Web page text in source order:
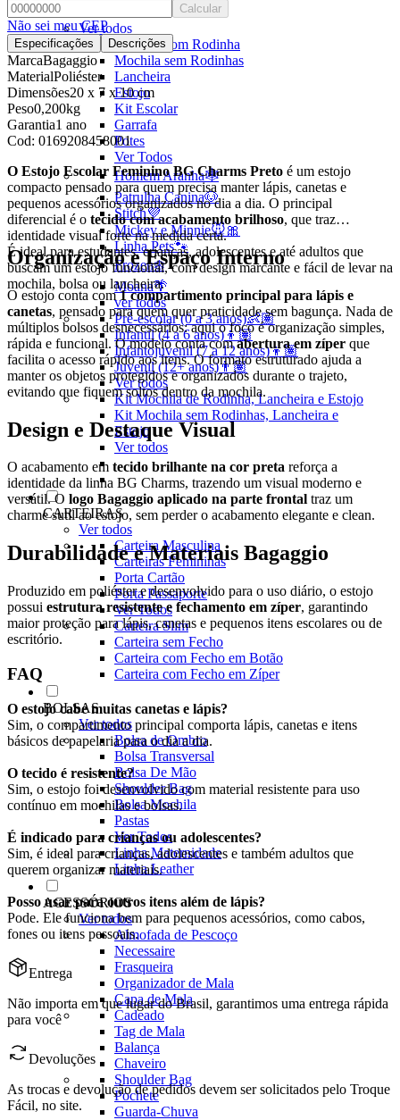
Escolar
Ver todos
Mochila com Rodinha
Mochila sem Rodinhas
Lancheira
Estojo
Kit Escolar
Garrafa
Potes
Ver Todos
Homem Aranha🕸️
Patrulha Canina🐶
Stitch💜
Mickey e Minnie🐭🎀
Linha Pets🐾
Frozen❄️
Moana🌴
ver todos
Pré-escolar (0 a 3 anos)👶🏽
Infantil (4 a 6 anos)👦🏽
Infantojuvenil (7 a 12 anos)👦🏽
Juvenil (12+ anos)👨🏽
Ver todos
Kit Mochila de Rodinha, Lancheira e Estojo
Kit Mochila sem Rodinhas, Lancheira e
Estojo
Ver todos
CARTEIRAS
Ver todos
Carteira Masculina
Carteiras Femininas
Porta Cartão
Porta Passaporte
Ver Todos
Carteira Slim
Carteira sem Fecho
Carteira com Fecho em Botão
Carteira com Fecho em Zíper
BOLSAS
Ver todos
Bolsa de Ombro
Bolsa Transversal
Bolsa De Mão
Shoulder Bag
Bolsa Mochila
Pastas
Ver Todos
Linha Maternidade
Linha Leather
ACESSÓRIOS
Ver todos
Almofada de Pescoço
Necessaire
Frasqueira
Organizador de Mala
Capa de Mala
Cadeado
Tag de Mala
Balança
Chaveiro
Shoulder Bag
Pochete
Guarda-Chuva
Calcular
Não sei meu CEP
Especificações Descrições
MarcaBagaggio
MaterialPoliéster
Dimensões20 x 7 x 10 cm
Peso0,200kg
Garantia1 ano
Cod: 0169208458001
O Estojo Escolar Feminino BG Charms Preto é um estojo
compacto pensado para quem precisa manter lápis, canetas e
pequenos acessórios organizados no dia a dia. O principal
diferencial é o tecido com acabamento brilhoso, que traz
identidade visual forte na medida certa.
É ideal para estudantes, crianças, adolescentes e até adultos que
buscam um estojo funcional, com design marcante e fácil de levar na
mochila, bolsa ou lancheira.
Organização e Espaço Interno
O estojo conta com1 compartimento principal para lápis e
canetas, pensado para quem quer praticidade sem bagunça. Nada de
múltiplos bolsos desnecessários: aqui o foco é organização simples,
rápida e funcional. O modelo conta comabertura em zíper que
facilita o acesso rápido aos itens. O formato estruturado ajuda a
manter os objetos protegidos e organizados durante o trajeto,
evitando que fiquem soltos dentro da mochila.
Design e Destaque Visual
O acabamento em tecido brilhante na cor preta reforça a
identidade da linha BG Charms, trazendo um visual moderno e
versátil. O logo Bagaggio aplicado na parte frontal traz um
charme sutil ao estojo, sem perder o acabamento elegante e clean.
Durabilidade e Materiais Bagaggio
Produzido em poliéster e desenvolvido para o uso diário, o estojo
possui estrutura resistente e fechamento em zíper, garantindo
maior proteção para lápis, canetas e pequenos itens escolares ou de
escritório.
FAQ
O estojo cabe muitas canetas e lápis?
Sim, o compartimento principal comporta lápis, canetas e itens
básicos de papelaria para o dia a dia.
O tecido é resistente?
Sim, o estojo foi desenvolvido com material resistente para uso
contínuo em mochilas e bolsas.
É indicado para crianças ou adolescentes?
Sim, é ideal para crianças, adolescentes e também adultos que
querem organizar materiais.
Posso usar para outros itens além de lápis?
Pode. Ele funciona bem para pequenos acessórios, como cabos,
fones ou itens pessoais.
Entrega
Não importa em que lugar do Brasil, garantimos uma entrega rápida
para você
Devoluções
As trocas e devolução de pedidos devem ser solicitados pelo Troque
Fácil, no site.